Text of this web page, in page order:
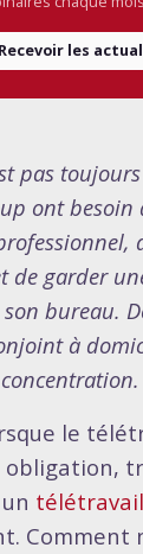
Recevoir les
pas
ont besoin
de garder
bureau.
à
le
obligation,
télétravail
Comment